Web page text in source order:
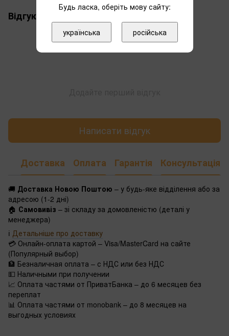
Відгуки
Написати відгук
Доставка Оплата Гарантія Консультація
🚚 Доставка Новою Поштою – у будь-яке відділення або за
адресою (1-2 дні)
🏠 Самовивіз – зі складу за домовленістю (деталі у
менеджера)
ℹ️ Детальніше про доставку
💳 Онлайн-оплата картой – Visa/MasterCard на сайте
(Популярный выбор)
🏦 Безналичная оплата – с НДС или без НДС
💵 Наличными при получении
📈 Оплата частями от ПриватБанка – до 6 месяцев без
переплат
📊 Оплата частями от monobank – до 8 месяцев на
выгодных условиях
Будь ласка, оберіть мову сайту:
українська російська